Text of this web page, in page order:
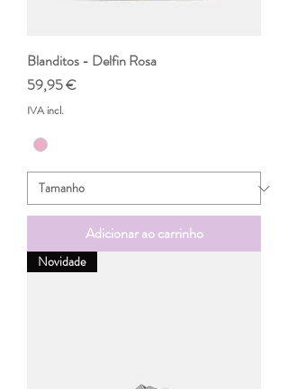
Blanditos - Delfin Rosa
Preço
59,95 €
IVA incl.
Adicionar ao carrinho
Novidade